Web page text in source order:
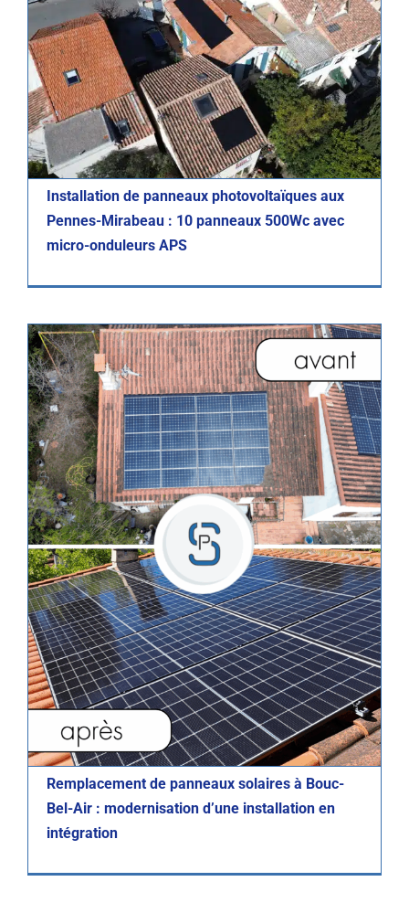
Installation de panneaux photovoltaïques aux
Pennes-Mirabeau : 10 panneaux 500Wc avec
micro-onduleurs APS
Photovoltaïque Réalisations
Remplacement de panneaux solaires à Bouc-
Bel-Air : modernisation d’une installation en
intégration